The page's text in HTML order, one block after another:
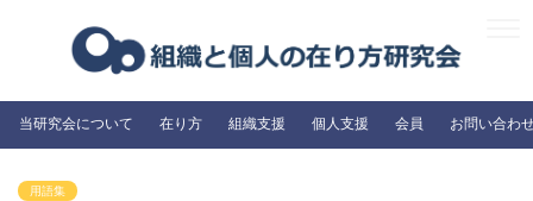
当研究会について 在り方 組織支援 個人支援 会員 お問い合わ
用語集